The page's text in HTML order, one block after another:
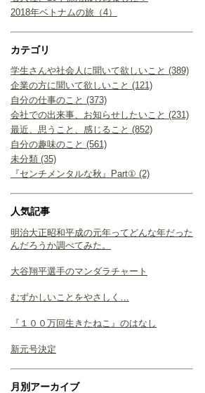
2018年ベトナムの旅（4）
カテゴリ
学生さんや社会人に聞いて欲しいこと (389)
企業の方に聞いて欲しいこと (121)
自分の仕事のこと (373)
会社での出来事、お知らせしたいこと (231)
最近、思うこと、感じること (852)
自分の趣味のこと (561)
未分類 (35)
『センチメンタルな秋』Part① (2)
人気記事
明治大正昭和平成の元年ってどんな年だった
んだろうか調べてみた。
大谷翔平選手のマンダラチャート
むずかしいことをやさしく…
『１００万回生きたねこ』のはなし
新元号決定
月別アーカイブ